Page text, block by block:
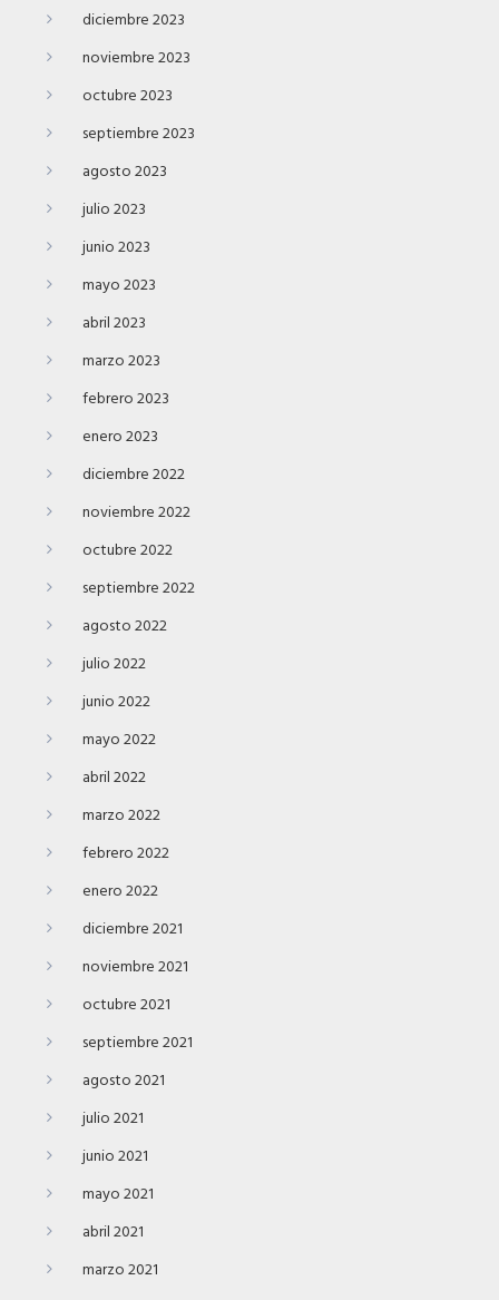
diciembre 2023
noviembre 2023
octubre 2023
septiembre 2023
agosto 2023
julio 2023
junio 2023
mayo 2023
abril 2023
marzo 2023
febrero 2023
enero 2023
diciembre 2022
noviembre 2022
octubre 2022
septiembre 2022
agosto 2022
julio 2022
junio 2022
mayo 2022
abril 2022
marzo 2022
febrero 2022
enero 2022
diciembre 2021
noviembre 2021
octubre 2021
septiembre 2021
agosto 2021
julio 2021
junio 2021
mayo 2021
abril 2021
marzo 2021